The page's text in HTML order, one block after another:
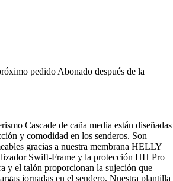
pedidoAbonado después de la
Cascade de caña media están diseñadas
y comodidad en los senderos. Son
gracias a nuestra membrana HELLY
Swift-Frame y la protección HH Pro
y el talón proporcionan la sujeción que
jornadas en el sendero. Nuestra plantilla